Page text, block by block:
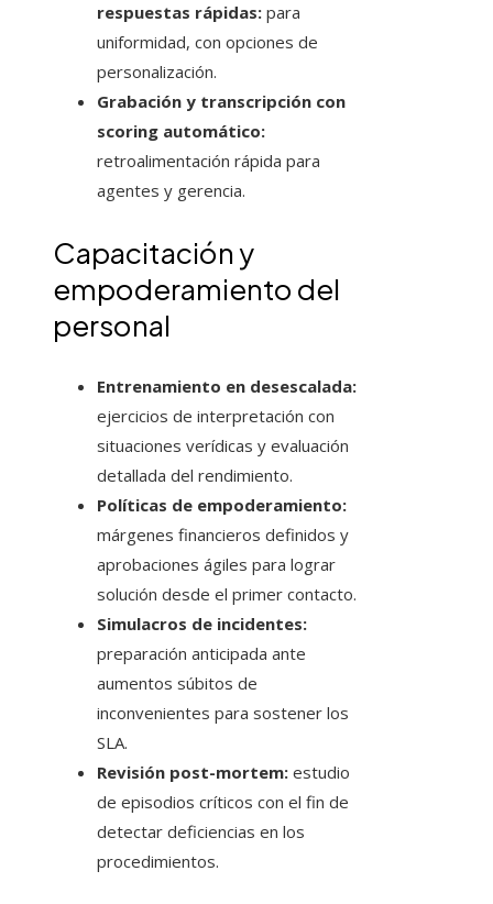
respuestas rápidas: para
uniformidad, con opciones de
personalización.
Grabación y transcripción con
scoring automático:
retroalimentación rápida para
agentes y gerencia.
Capacitación y
empoderamiento del
personal
Entrenamiento en desescalada:
ejercicios de interpretación con
situaciones verídicas y evaluación
detallada del rendimiento.
Políticas de empoderamiento:
márgenes financieros definidos y
aprobaciones ágiles para lograr
solución desde el primer contacto.
Simulacros de incidentes:
preparación anticipada ante
aumentos súbitos de
inconvenientes para sostener los
SLA.
Revisión post-mortem: estudio
de episodios críticos con el fin de
detectar deficiencias en los
procedimientos.